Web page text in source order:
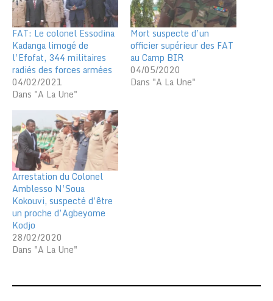
FAT: Le colonel Essodina
Kadanga limogé de
l’Efofat, 344 militaires
radiés des forces armées
04/02/2021
Dans "A La Une"
Mort suspecte d’un
officier supérieur des FAT
au Camp BIR
04/05/2020
Dans "A La Une"
Arrestation du Colonel
Amblesso N’Soua
Kokouvi, suspecté d’être
un proche d’Agbeyome
Kodjo
28/02/2020
Dans "A La Une"